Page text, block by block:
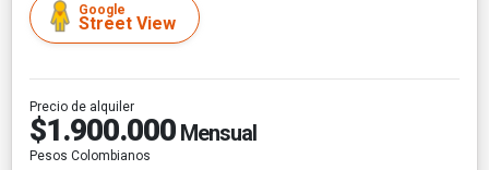
Google
Street View
Precio de alquiler
$1.900.000 Mensual
Pesos Colombianos